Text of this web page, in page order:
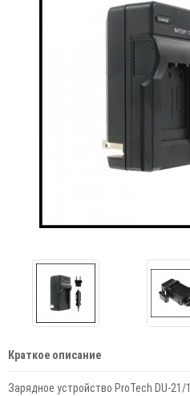
Краткое описание
Зарядное устройство ProTech DU-